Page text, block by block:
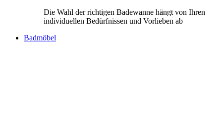
Die Wahl der richtigen Badewanne hängt von Ihren
individuellen Bedürfnissen und Vorlieben ab
Badmöbel